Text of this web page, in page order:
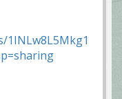
1INLw8L5Mkg1